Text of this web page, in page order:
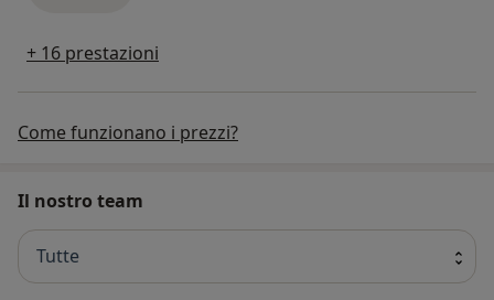
+ 16 prestazioni
Come funzionano i prezzi?
Il nostro team
Tutte